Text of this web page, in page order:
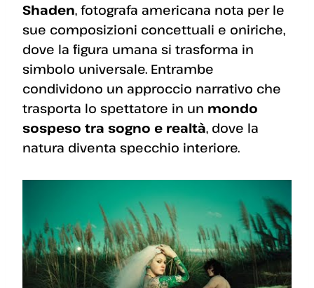
Shaden, fotografa americana nota per le
sue composizioni concettuali e oniriche,
dove la figura umana si trasforma in
simbolo universale. Entrambe
condividono un approccio narrativo che
trasporta lo spettatore in un mondo
sospeso tra sogno e realtà, dove la
natura diventa specchio interiore.